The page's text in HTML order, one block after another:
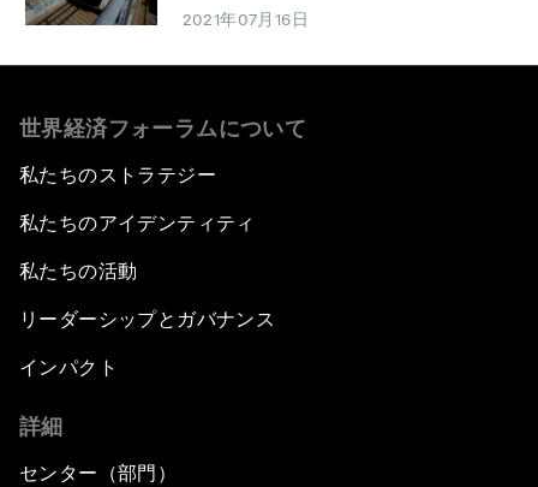
2021年07月16日
世界経済フォーラムについて
私たちのストラテジー
私たちのアイデンティティ
私たちの活動
リーダーシップとガバナンス
インパクト
詳細
センター（部門）